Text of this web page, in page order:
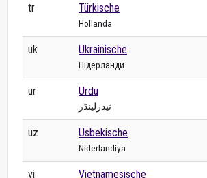
tr Türkische
Hollanda
uk Ukrainische
Нідерланди
ur Urdu
نیدرلینڈز
uz Usbekische
Niderlandiya
vi Vietnamesische